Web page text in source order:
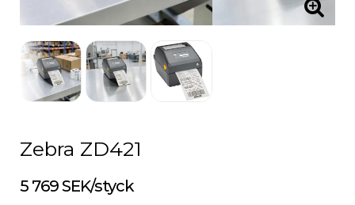
Zebra ZD421
5 769 SEK/styck